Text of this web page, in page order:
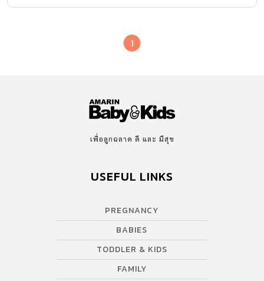
1
เพื่อลูกฉลาด ดี และ มีสุข
USEFUL LINKS
PREGNANCY
BABIES
TODDLER & KIDS
FAMILY